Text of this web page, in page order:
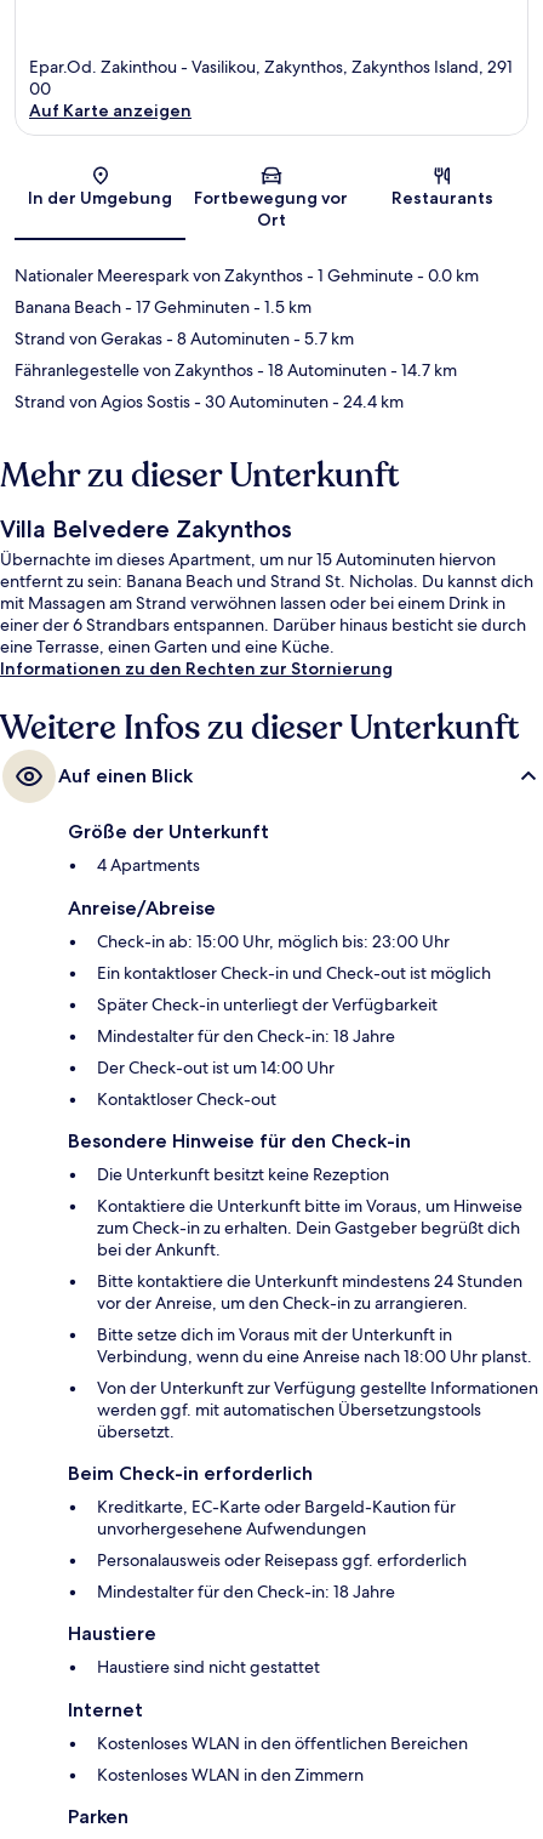
Epar.Od. Zakinthou - Vasilikou, Zakynthos, Zakynthos Island, 291
00
Auf Karte anzeigen
In der Umgebung
Fortbewegung vor
Ort
Restaurants
Nationaler Meerespark von Zakynthos- 1 Gehminute- 0.0 km
Banana Beach- 17 Gehminuten- 1.5 km
Strand von Gerakas- 8 Autominuten- 5.7 km
Fähranlegestelle von Zakynthos- 18 Autominuten- 14.7 km
Strand von Agios Sostis- 30 Autominuten- 24.4 km
Mehr zu dieser Unterkunft
Villa Belvedere Zakynthos
Übernachte im dieses Apartment, um nur 15 Autominuten hiervon
entfernt zu sein: Banana Beach und Strand St. Nicholas. Du kannst dich
mit Massagen am Strand verwöhnen lassen oder bei einem Drink in
einer der 6 Strandbars entspannen. Darüber hinaus besticht sie durch
eine Terrasse, einen Garten und eine Küche.
Informationen zu den Rechten zur Stornierung
Weitere Infos zu dieser Unterkunft
Auf einen Blick
Größe der Unterkunft
4 Apartments
Anreise/Abreise
Check-in ab: 15:00 Uhr, möglich bis: 23:00 Uhr
Ein kontaktloser Check-in und Check-out ist möglich
Später Check-in unterliegt der Verfügbarkeit
Mindestalter für den Check-in: 18 Jahre
Der Check-out ist um 14:00 Uhr
Kontaktloser Check-out
Besondere Hinweise für den Check-in
Die Unterkunft besitzt keine Rezeption
Kontaktiere die Unterkunft bitte im Voraus, um Hinweise
zum Check-in zu erhalten. Dein Gastgeber begrüßt dich
bei der Ankunft.
Bitte kontaktiere die Unterkunft mindestens 24 Stunden
vor der Anreise, um den Check-in zu arrangieren.
Bitte setze dich im Voraus mit der Unterkunft in
Verbindung, wenn du eine Anreise nach 18:00 Uhr planst.
Von der Unterkunft zur Verfügung gestellte Informationen
werden ggf. mit automatischen Übersetzungstools
übersetzt.
Beim Check-in erforderlich
Kreditkarte, EC-Karte oder Bargeld-Kaution für
unvorhergesehene Aufwendungen
Personalausweis oder Reisepass ggf. erforderlich
Mindestalter für den Check-in: 18 Jahre
Haustiere
Haustiere sind nicht gestattet
Internet
Kostenloses WLAN in den öffentlichen Bereichen
Kostenloses WLAN in den Zimmern
Parken